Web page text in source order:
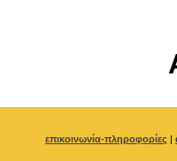
επικοινωνία-πληροφορίες |